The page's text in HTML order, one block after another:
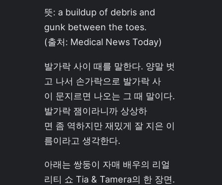
뜻: a buildup of debris and
gunk between the toes.
(출처: Medical News Today)
발가락 사이 때를 말한다. 양말 벗
고 나서 손가락으로 발가락 사
이 문지르면 나오는 그 때 말이다.
발가락 잼이라니까 상상하
면 좀 역하지만 재밌게 잘 지은 이
름이라고 생각한다.
아래는 쌍둥이 자매 배우의 리얼
리티 쇼 Tia & Tamera의 한 장면.